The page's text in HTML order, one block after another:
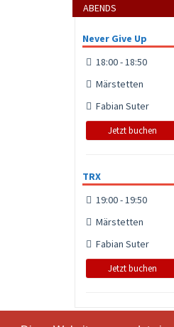
ABENDS
Never Give Up
18:00 - 18:50
Märstetten
Fabian Suter
Jetzt buchen
TRX
19:00 - 19:50
Märstetten
Fabian Suter
Jetzt buchen